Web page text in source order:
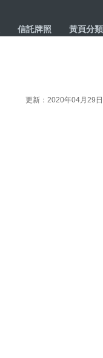
信託牌照 黃頁分類
更新：2020年04月29日